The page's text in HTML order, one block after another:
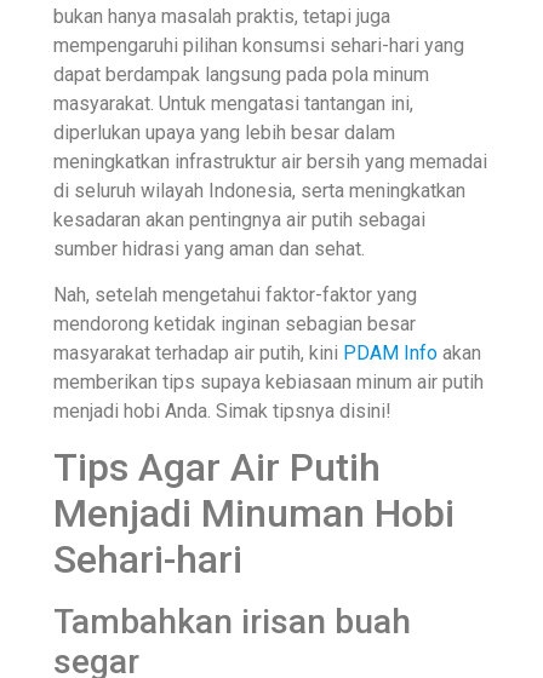
bukan hanya masalah praktis, tetapi juga
mempengaruhi pilihan konsumsi sehari-hari yang
dapat berdampak langsung pada pola minum
masyarakat. Untuk mengatasi tantangan ini,
diperlukan upaya yang lebih besar dalam
meningkatkan infrastruktur air bersih yang memadai
di seluruh wilayah Indonesia, serta meningkatkan
kesadaran akan pentingnya air putih sebagai
sumber hidrasi yang aman dan sehat.
Nah, setelah mengetahui faktor-faktor yang
mendorong ketidak inginan sebagian besar
masyarakat terhadap air putih, kini PDAM Info akan
memberikan tips supaya kebiasaan minum air putih
menjadi hobi Anda. Simak tipsnya disini!
Tips Agar Air Putih
Menjadi Minuman Hobi
Sehari-hari
Tambahkan irisan buah
segar